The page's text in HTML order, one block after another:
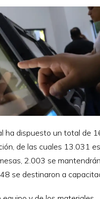
ha dispuesto un total de
de las cuales 13.031
2.003 se
se destinaron a